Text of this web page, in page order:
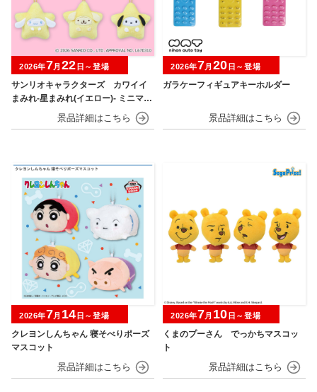
サンリオキャラクターズ カワイイ
まみれ-星まみれ(イエロー)- ミニマス
2026年7月 22 日～登場
ガラケーフィギュアキーホルダー
2026年7月 20 日～登場
クレヨンしんちゃん 寝そべりポーズ
マスコット
2026年7月 14 日～登場
くまのプーさん でっかちマスコッ
ト
2026年7月 10 日～登場